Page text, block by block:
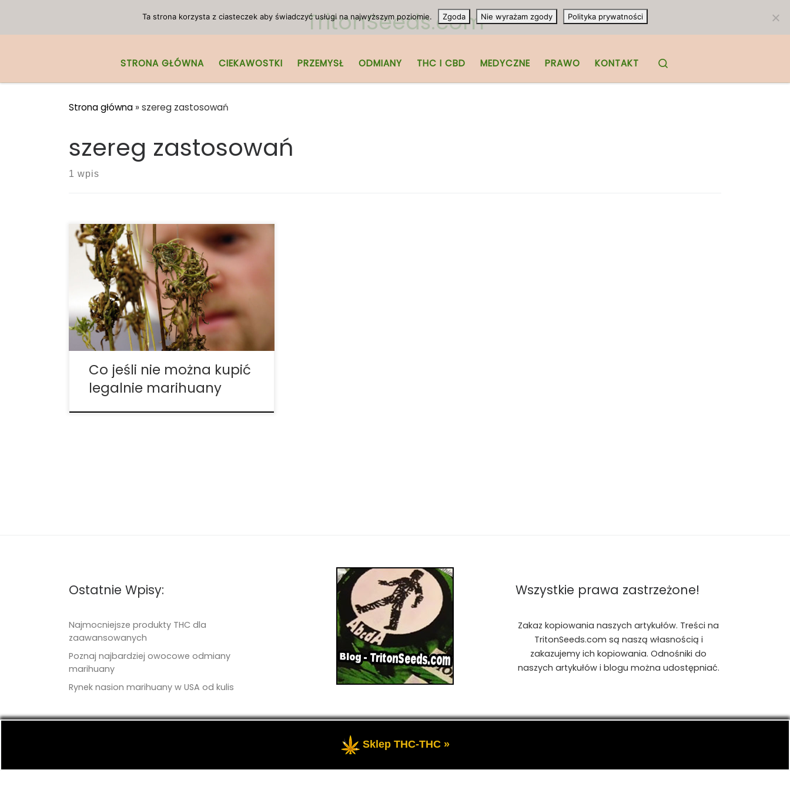
TritonSeeds.com
STRONA GŁÓWNA CIEKAWOSTKI PRZEMYSŁ ODMIANY THC I CBD MEDYCZNE PRAWO KONTAKT
Strona główna » szereg zastosowań
szereg zastosowań
1 wpis
Co jeśli nie można kupić legalnie
marihuany Co zrobić jeśli nie można kupić
legalnie marihuany? Jeśli nie możesz
uzyskać legalnego dostępu do medycznej
marihuany, istnieje kilka innych, możliwych
opcji. Najważniejszą z nich jest olejek CBD z
konopi. Olejek CBD wytwarzany […]
Co jeśli nie można kupić
legalnie marihuany
Ostatnie Wpisy:
Najmocniejsze produkty THC dla
zaawansowanych
Poznaj najbardziej owocowe odmiany
marihuany
Rynek nasion marihuany w USA od kulis
Wszystkie prawa zastrzeżone!
Zakaz kopiowania naszych artykułów. Treści na
TritonSeeds.com są naszą własnością i
zakazujemy ich kopiowania. Odnośniki do
naszych artykułów i blogu można udostępniać.
- Przedstawia portal-blog o Marihuanie, cannabis, konopiach indyjskich, CBD, RSO, THC.
Ta strona korzysta z ciasteczek aby świadczyć usługi na najwyższym poziomie. Zgoda Nie wyrażam zgody Polityka prywatności
Sklep THC-THC »